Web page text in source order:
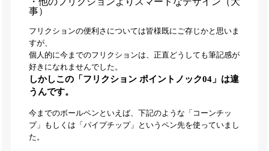
事）
フリクションの便利さについては皆様既にご存じかと思いま
すが、
個人的に今までのフリクションは、正直どうしても筆記感が
好きになれませんでした。
しかしこの「フリクション ポイントノック04」は違
うんです。
今までのボールペンといえば、下記のような「コーンチッ
プ」もしくは「パイプチップ」というペン先を使っていまし
た。